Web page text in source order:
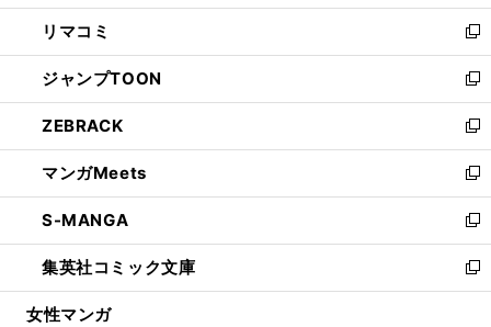
ウ
で
開
く
ン
ド
ウ
で
開
く
ウ
ィ
ン
ド
ウ
で
開
く
し
い
ウ
ィ
ン
ド
ウ
で
開
く
リマコミ
新
し
い
ウ
ィ
ン
ド
ウ
で
開
く
ジャンプTOON
新
し
い
ウ
ィ
ン
ド
ウ
で
開
ZEBRACK
新
し
い
ウ
ィ
ン
ド
ウ
マンガMeets
新
し
い
ウ
ィ
ン
S-MANGA
新
し
い
ウ
集英社コミック文庫
新
し
女性マンガ